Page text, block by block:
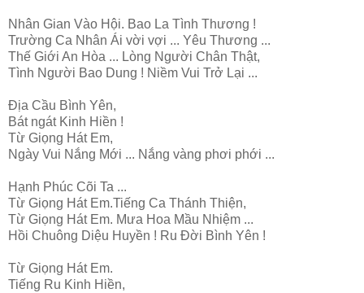
Nhân Gian Vào Hội. Bao La Tình Thương !
Trường Ca Nhân Ái vời vợi ... Yêu Thương ...
Thế Giới An Hòa ... Lòng Người Chân Thật,
Tình Người Bao Dung ! Niềm Vui Trở Lại ...
Địa Cầu Bình Yên,
Bát ngát Kinh Hiền !
Từ Giọng Hát Em,
Ngày Vui Nắng Mới ... Nắng vàng phơi phới ...
Hạnh Phúc Cõi Ta ...
Từ Giọng Hát Em.Tiếng Ca Thánh Thiện,
Từ Giọng Hát Em. Mưa Hoa Mầu Nhiệm ...
Hồi Chuông Diệu Huyền ! Ru Đời Bình Yên !
Từ Giọng Hát Em.
Tiếng Ru Kinh Hiền,